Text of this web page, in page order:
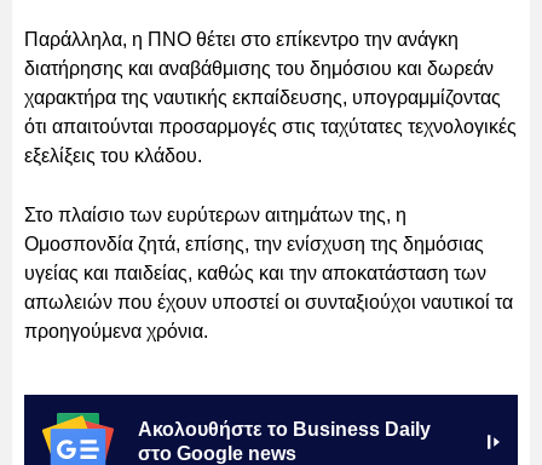
Παράλληλα, η ΠΝΟ θέτει στο επίκεντρο την ανάγκη
διατήρησης και αναβάθμισης του δημόσιου και δωρεάν
χαρακτήρα της ναυτικής εκπαίδευσης, υπογραμμίζοντας
ότι απαιτούνται προσαρμογές στις ταχύτατες τεχνολογικές
εξελίξεις του κλάδου.
Στο πλαίσιο των ευρύτερων αιτημάτων της, η
Ομοσπονδία ζητά, επίσης, την ενίσχυση της δημόσιας
υγείας και παιδείας, καθώς και την αποκατάσταση των
απωλειών που έχουν υποστεί οι συνταξιούχοι ναυτικοί τα
προηγούμενα χρόνια.
Ακολουθήστε το Business Daily
στο Google news